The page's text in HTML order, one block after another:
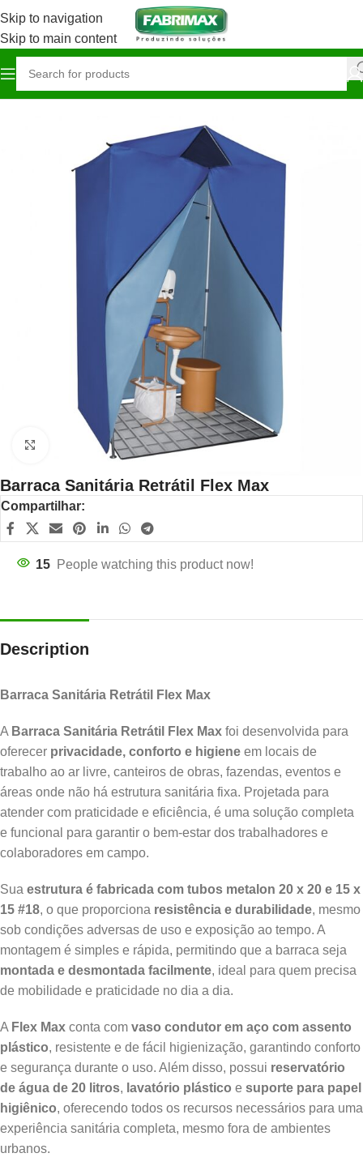
Skip to navigation
Skip to main content
Início Agronegócio / Campo
Click to enlarge
Barraca Sanitária Retrátil Flex Max
Compartilhar:
15 People watching this product now!
Description
Barraca Sanitária Retrátil Flex Max
A Barraca Sanitária Retrátil Flex Max foi desenvolvida para
oferecer privacidade, conforto e higiene em locais de
trabalho ao ar livre, canteiros de obras, fazendas, eventos e
áreas onde não há estrutura sanitária fixa. Projetada para
atender com praticidade e eficiência, é uma solução completa
e funcional para garantir o bem-estar dos trabalhadores e
colaboradores em campo.
Sua estrutura é fabricada com tubos metalon 20 x 20 e 15 x
15 #18, o que proporciona resistência e durabilidade, mesmo
sob condições adversas de uso e exposição ao tempo. A
montagem é simples e rápida, permitindo que a barraca seja
montada e desmontada facilmente, ideal para quem precisa
de mobilidade e praticidade no dia a dia.
A Flex Max conta com vaso condutor em aço com assento
plástico, resistente e de fácil higienização, garantindo conforto
e segurança durante o uso. Além disso, possui reservatório
de água de 20 litros, lavatório plástico e suporte para papel
higiênico, oferecendo todos os recursos necessários para uma
experiência sanitária completa, mesmo fora de ambientes
urbanos.